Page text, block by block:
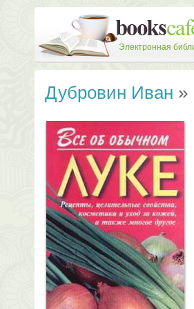
Электронная
Дубровин Иван »